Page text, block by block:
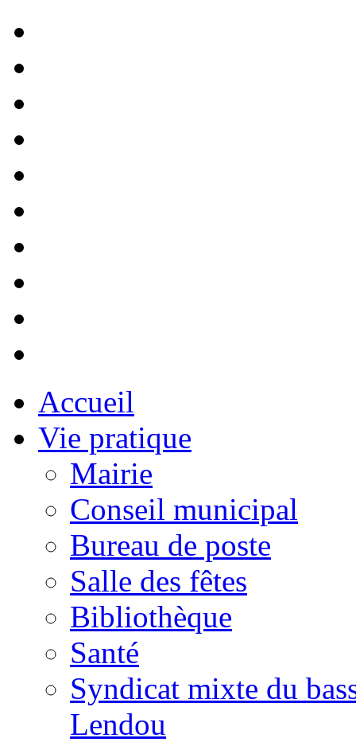
Accueil
Vie pratique
Mairie
Conseil municipal
Bureau de poste
Salle des fêtes
Bibliothèque
Santé
Syndicat mixte du
Lendou